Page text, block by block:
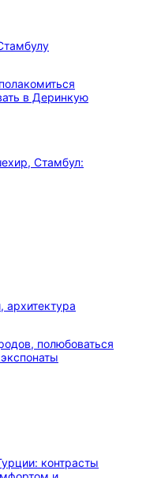
в Деринкую
полюбоваться